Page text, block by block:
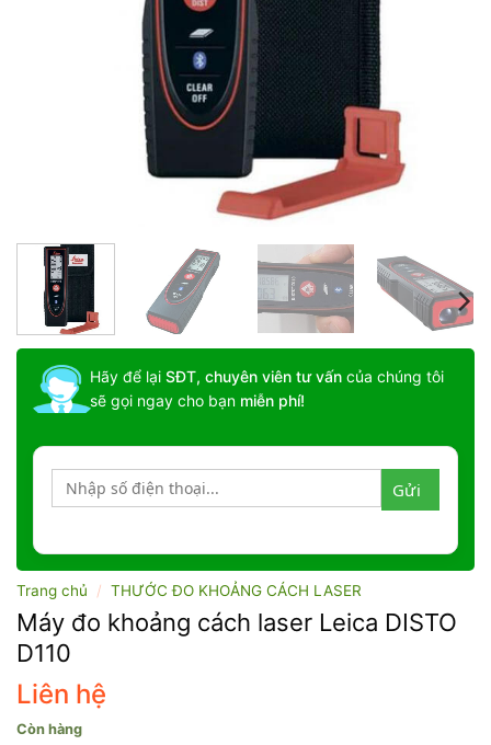
Hãy để lại SĐT, chuyên viên tư vấn của chúng tôi
sẽ gọi ngay cho bạn miễn phí!
Trang chủ / THƯỚC ĐO KHOẢNG CÁCH LASER
Máy đo khoảng cách laser Leica DISTO
D110
Liên hệ
Còn hàng